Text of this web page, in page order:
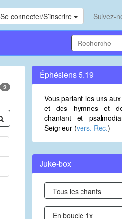
Se connecter/S’inscrire Suivez-
2
Éphésiens 5.19
Vous parlant les uns
et des hymnes et
chantant et
Seigneur (vers. Rec.)
Juke-box